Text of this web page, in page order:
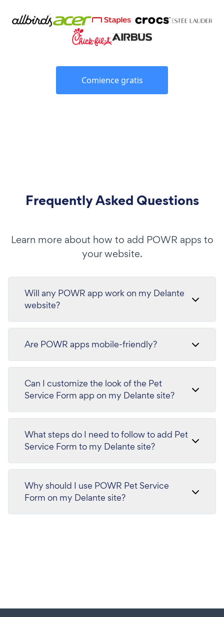
Comience gratis
Frequently Asked Questions
Learn more about how to add POWR apps to
your website.
Will any POWR app work on my Delante
website?
Are POWR apps mobile-friendly?
Can I customize the look of the Pet
Service Form app on my Delante site?
What steps do I need to follow to add Pet
Service Form to my Delante site?
Why should I use POWR Pet Service
Form on my Delante site?